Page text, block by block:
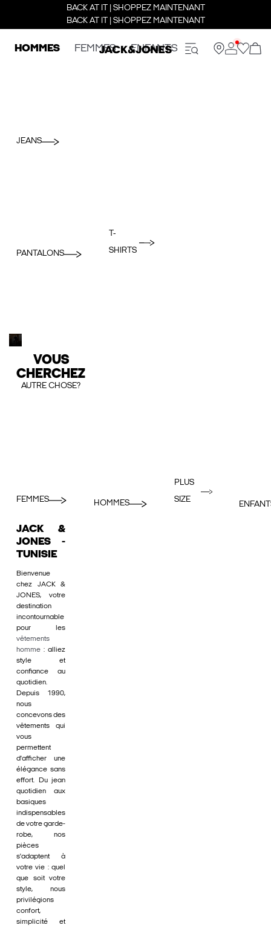
BACK AT IT | SHOPPEZ MAINTENANT
BACK AT IT | SHOPPEZ MAINTENANT
HOMMES FEMMES ENFANTS
JEANS
PANTALONS
T-
SHIRTS
VOUS
CHERCHEZ
AUTRE CHOSE?
FEMMES HOMMES
PLUS
SIZE
JACK &
JONES -
TUNISIE
Bienvenue
chez JACK &
JONES, votre
destination
incontournable
pour les
vêtements
homme : alliez
style et
confiance au
quotidien.
Depuis 1990,
nous
concevons des
vêtements qui
vous
permettent
d'afficher une
élégance sans
effort. Du jean
quotidien aux
basiques
indispensables
de votre garde-
robe, nos
pièces
s'adaptent à
votre vie : quel
que soit votre
style, nous
privilégions
confort,
simplicité et